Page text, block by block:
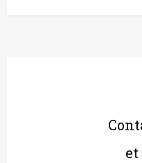
et